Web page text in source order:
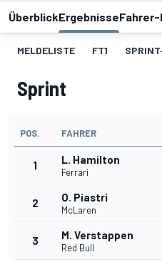
ÜberblickErgebnisse
MELDELISTE FT1
Sprint
POS. FAHRER
1 L. Hamilton
Ferrari
2 O. Piastri
McLaren
3 M. Verstappen
Red Bull